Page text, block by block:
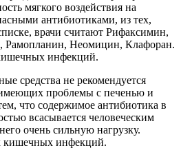
мягкого воздействия на
антибиотиками, из тех,
врачи считают Рифаксимин,
Рамопланин, Неомицин, Клафоран.
инфекций.
средства не рекомендуется
проблемы с печенью и
что содержимое антибиотика в
всасывается человеческим
очень сильную нагрузку.
кишечных инфекций.